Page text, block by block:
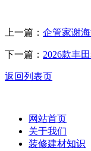
上一篇： 企管家谢
下一篇： 2026款丰
返回列表页
网站首页
关于我们
装修建材知识